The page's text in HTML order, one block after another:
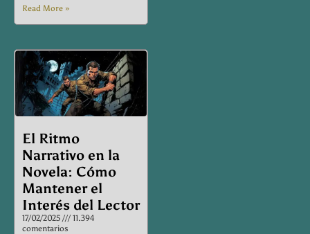
Read More »
El Ritmo
Narrativo en la
Novela: Cómo
Mantener el
Interés del Lector
17/02/2025
11.394
comentarios